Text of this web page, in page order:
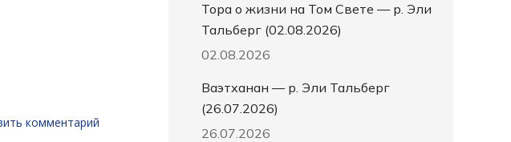
комментарий
Тора о жизни на Том Свете — р. Эли
Тальберг (02.08.2026)
02.08.2026
Ваэтханан — р. Эли Тальберг
(26.07.2026)
26.07.2026